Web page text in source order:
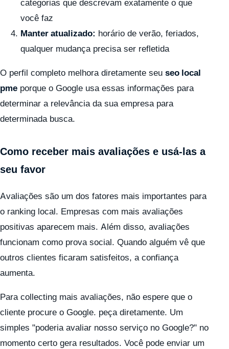
categorias que descrevam exatamente o que
você faz
Manter atualizado: horário de verão, feriados,
qualquer mudança precisa ser refletida
O perfil completo melhora diretamente seu seo local
pme porque o Google usa essas informações para
determinar a relevância da sua empresa para
determinada busca.
Como receber mais avaliações e usá-las a
seu favor
Avaliações são um dos fatores mais importantes para
o ranking local. Empresas com mais avaliações
positivas aparecem mais. Além disso, avaliações
funcionam como prova social. Quando alguém vê que
outros clientes ficaram satisfeitos, a confiança
aumenta.
Para collecting mais avaliações, não espere que o
cliente procure o Google. peça diretamente. Um
simples "poderia avaliar nosso serviço no Google?" no
momento certo gera resultados. Você pode enviar um